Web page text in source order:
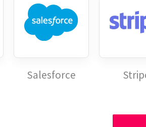
Salesforce